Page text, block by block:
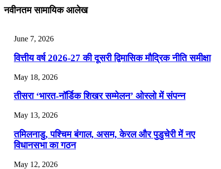
July 25, 2026
📝 डेली करेंट अफेयर्स: 19-21 जुलाई 2026
📝 डेली करेंट अफेयर्स: 13-15 जुलाई 2026
नवीनतम सामायिक आलेख
June 7, 2026
वित्तीय वर्ष 2026-27 की दूसरी द्विमासिक मौद्रिक नीति समीक्षा
May 18, 2026
तीसरा ‘भारत-नॉर्डिक शिखर सम्मेलन’ ओस्लो में संपन्न
May 13, 2026
तमिलनाडु, पश्चिम बंगाल, असम, केरल और पुडुचेरी में नए
विधानसभा का गठन
May 12, 2026